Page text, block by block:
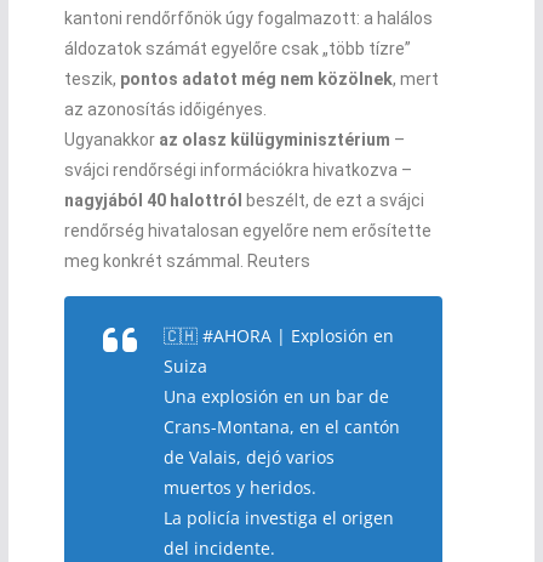
kantoni rendőrfőnök úgy fogalmazott: a halálos
áldozatok számát egyelőre csak „több tízre”
teszik, pontos adatot még nem közölnek, mert
az azonosítás időigényes.
Ugyanakkor az olasz külügyminisztérium –
svájci rendőrségi információkra hivatkozva –
nagyjából 40 halottról
beszélt, de ezt a svájci
rendőrség hivatalosan egyelőre nem erősítette
meg konkrét számmal.
Reuters
🇨🇭 #AHORA| Explosión en
Suiza
Una explosión en un bar de
Crans-Montana, en el cantón
de Valais, dejó varios
muertos y heridos.
La policía investiga el origen
del incidente.